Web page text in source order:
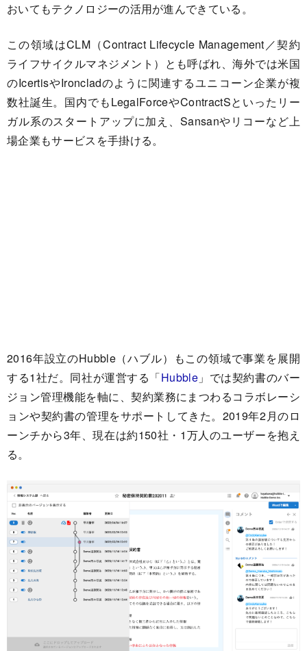
おいてもテクノロジーの活用が進んできている。
この領域はCLM（Contract Lifecycle Management／契約
ライフサイクルマネジメント）とも呼ばれ、海外では米国
のIcertisやIroncladのように関連するユニコーン企業が複
数社誕生。国内でもLegalForceやContractSといったリー
ガル系のスタートアップに加え、Sansanやリコーなど上
場企業もサービスを手掛ける。
2016年設立のHubble（ハブル）もこの領域で事業を展開
する1社だ。同社が運営する「Hubble」では契約書のバー
ジョン管理機能を軸に、契約業務にまつわるコラボレーシ
ョンや契約書の管理をサポートしてきた。2019年2月のロ
ーンチから3年、現在は約150社・1万人のユーザーを抱え
る。